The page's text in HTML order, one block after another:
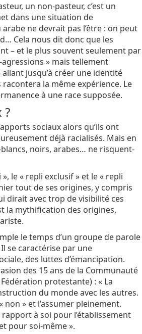
un non-pasteur, c’est un
dans une situation de
ne devrait pas l’être : on peut
Cela nous dit donc que les
– et le plus souvent seulement par
» mais tellement
jusqu’à créer une identité
la même expérience. Le
à une race supposée.
?
sociaux alors qu’ils ont
déjà racialisés. Mais en
noirs, arabes… ne risquent-
le « repli exclusif » et le « repli
tout de ses origines, y compris
dirait avec trop de visibilité ces
la mythification des origines,
le temps d’un groupe de parole
se caractérise par une
des luttes d’émancipation.
des 15 ans de la Communauté
protestante) : « La
du monde avec les autres.
» et l’assumer pleinement.
à soi pour l’établissement
pour soi-même ».